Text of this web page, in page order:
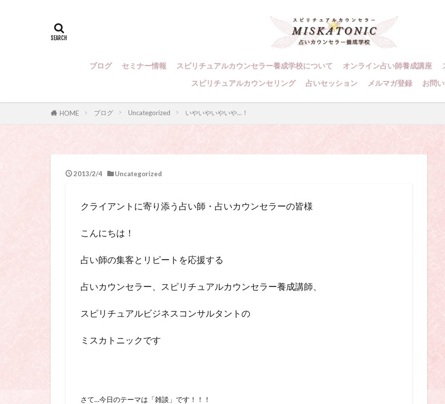
ブログ セミナー情報 スピリチュアルカウンセラー養成学校について オンライン占い師養成講座
スピリチュアルカウンセリング
占いセッション メルマガ登録 お問
HOME ブログ Uncategorized いやいやいやいや…！
2013/2/4 Uncategorized
クライアントに寄り添う占い師・占いカウンセラーの皆様
こんにちは！
占い師の集客とリピートを応援する
占いカウンセラー、スピリチュアルカウンセラー養成講師、
スピリチュアルビジネスコンサルタントの
ミスカトニックです
さて…今日のテーマは「雑談」です！！！
スピリチュアル、スピリチュアル・カウンセラー、スピリチュアル・カウンセラーになりた
ル・カウンセリング、スピリチュアル・セッション、スピリチュアル・セラピー、スピリチ
い、占い講座
占いカウンセリング
スピリチュアルカウンセラー スピリチュアル講座
パワ
検索